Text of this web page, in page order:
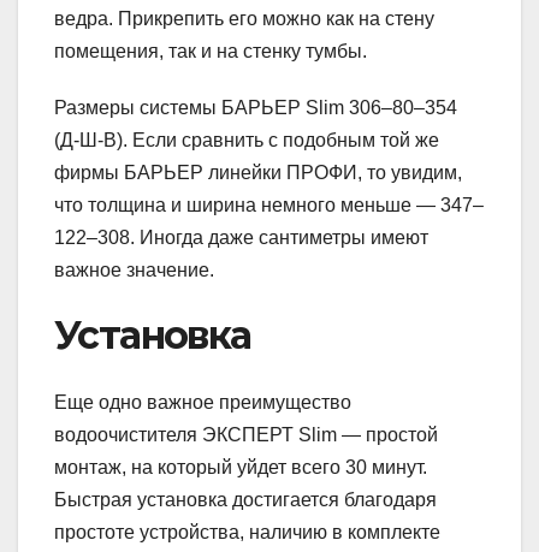
ведра. Прикрепить его можно как на стену
помещения, так и на стенку тумбы.
Размеры системы БАРЬЕР Slim 306–80–354
(Д-Ш-В). Если сравнить с подобным той же
фирмы БАРЬЕР линейки ПРОФИ, то увидим,
что толщина и ширина немного меньше — 347–
122–308. Иногда даже сантиметры имеют
важное значение.
Установка
Еще одно важное преимущество
водоочистителя ЭКСПЕРТ Slim — простой
монтаж, на который уйдет всего 30 минут.
Быстрая установка достигается благодаря
простоте устройства, наличию в комплекте